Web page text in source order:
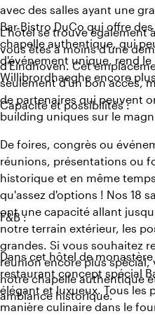
avec des salles ayant une
Bar Bistro DuCo qui offre
chapelle authentique, qui
d'événement unique, rend
Willibrordhaeghe encore
L'hôtel se trouve également
vous êtes à moins d'une
d'Eindhoven. Cet
seulement d'un bon accès,
de partenaires qui peuvent
building uniques sur le
Capacité et possibilités :
De foires, congrès ou
réunions, présentations ou
historique et en même
qu'assez d'options ! Nos 18
ont une capacité allant
notre terrain extérieur, les
grandes. Si vous souhaitez
réunion encore plus spécial,
notre chapelle authentique
ambiance historique.
F&B :
Dans cet hôtel de
restaurant concept spécial
élégant et luxueux. Tous les
manière culinaire dans le